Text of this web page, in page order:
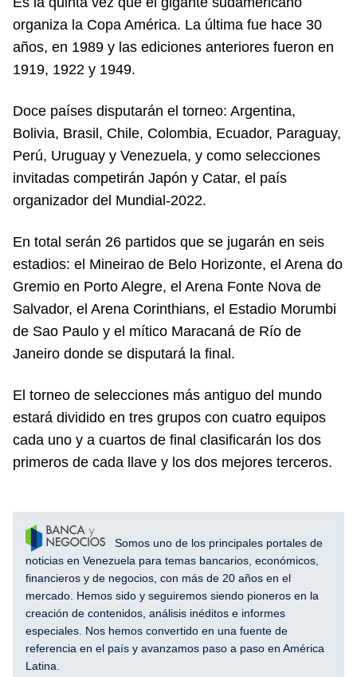
organiza la Copa América. La última fue hace 30
años, en 1989 y las ediciones anteriores fueron en
1919, 1922 y 1949.
Doce países disputarán el torneo: Argentina,
Bolivia, Brasil, Chile, Colombia, Ecuador, Paraguay,
Perú, Uruguay y Venezuela, y como selecciones
invitadas competirán Japón y Catar, el país
organizador del Mundial-2022.
En total serán 26 partidos que se jugarán en seis
estadios: el Mineirao de Belo Horizonte, el Arena do
Gremio en Porto Alegre, el Arena Fonte Nova de
Salvador, el Arena Corinthians, el Estadio Morumbi
de Sao Paulo y el mítico Maracaná de Río de
Janeiro donde se disputará la final.
El torneo de selecciones más antiguo del mundo
estará dividido en tres grupos con cuatro equipos
cada uno y a cuartos de final clasificarán los dos
primeros de cada llave y los dos mejores terceros.
Somos uno de los principales portales de
noticias en Venezuela para temas bancarios, económicos,
financieros y de negocios, con más de 20 años en el
mercado. Hemos sido y seguiremos siendo pioneros en la
creación de contenidos, análisis inéditos e informes
especiales. Nos hemos convertido en una fuente de
referencia en el país y avanzamos paso a paso en América
Latina.